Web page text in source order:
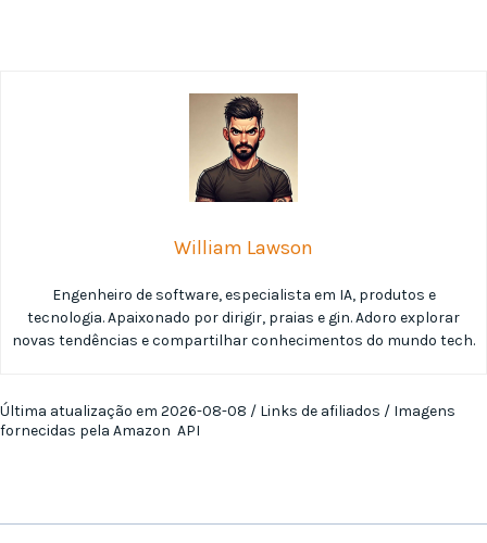
William Lawson
Engenheiro de software, especialista em IA, produtos e
tecnologia. Apaixonado por dirigir, praias e gin. Adoro explorar
novas tendências e compartilhar conhecimentos do mundo tech.
Última atualização em 2026-08-08 / Links de afiliados / Imagens
fornecidas pela Amazon API